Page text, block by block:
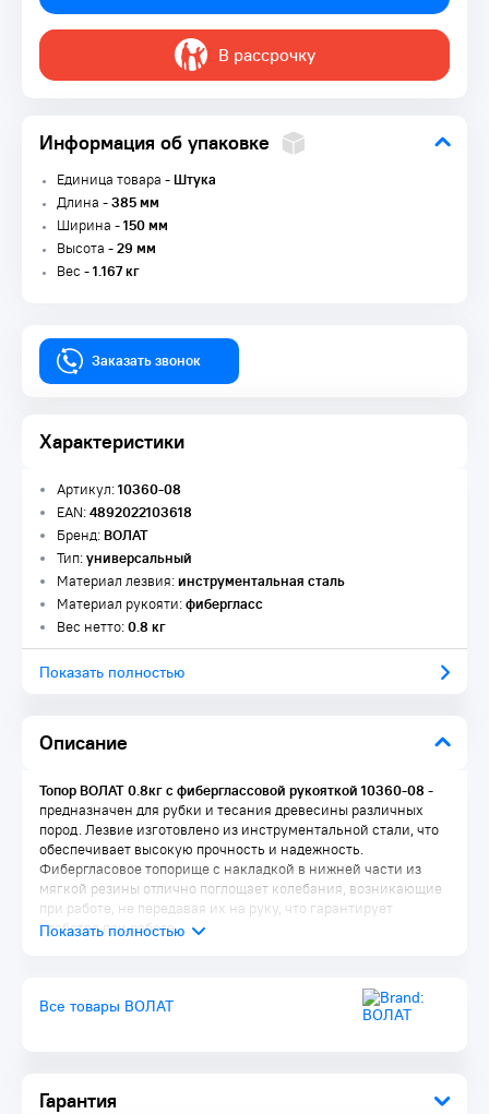
В рассрочку
Информация об упаковке
Единица товара -Штука
Длина -385 мм
Ширина -150 мм
Высота -29 мм
Вес -1.167 кг
Заказать звонок
Характеристики
Описание
Гарантия
Артикул:10360-08
EAN:4892022103618
Бренд:ВОЛАТ
Тип:универсальный
Материал лезвия:инструментальная сталь
Материал рукояти:фибергласс
Вес нетто:0.8 кг
Показать полностью
Топор ВОЛАТ 0.8кг с фиберглассовой рукояткой 10360-08 -
предназначен для рубки и тесания древесины различных
пород. Лезвие изготовлено из инструментальной стали, что
обеспечивает высокую прочность и надежность.
Фибергласовое топорище с накладкой в нижней части из
мягкой резины отлично поглощает колебания, возникающие
при работе, не передавая их на руку, что гарантирует
удобство при работе.
Все товары ВОЛАТ